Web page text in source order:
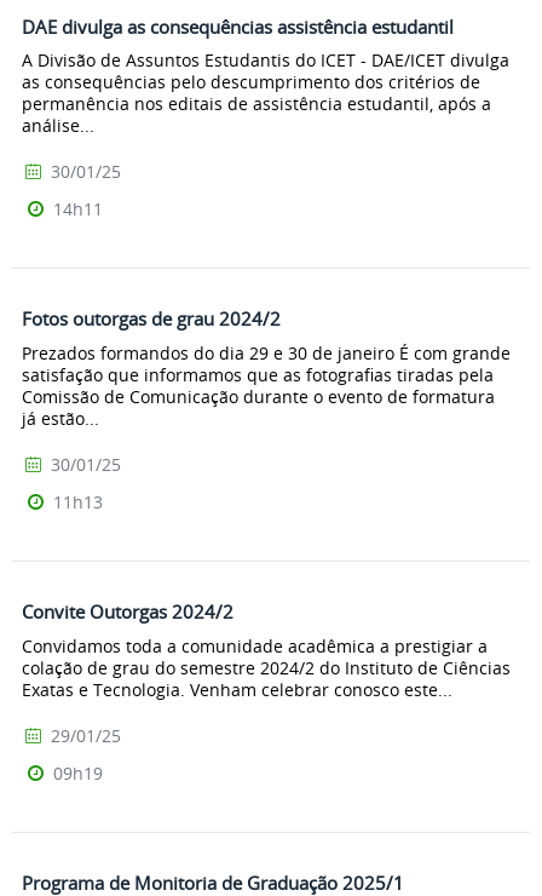
DAE divulga as consequências assistência estudantil
A Divisão de Assuntos Estudantis do ICET - DAE/ICET divulga
as consequências pelo descumprimento dos critérios de
permanência nos editais de assistência estudantil, após a
análise...
30/01/25
14h11
Fotos outorgas de grau 2024/2
Prezados formandos do dia 29 e 30 de janeiro É com grande
satisfação que informamos que as fotografias tiradas pela
Comissão de Comunicação durante o evento de formatura
já estão...
30/01/25
11h13
Convite Outorgas 2024/2
Convidamos toda a comunidade acadêmica a prestigiar a
colação de grau do semestre 2024/2 do Instituto de Ciências
Exatas e Tecnologia. Venham celebrar conosco este...
29/01/25
09h19
Programa de Monitoria de Graduação 2025/1